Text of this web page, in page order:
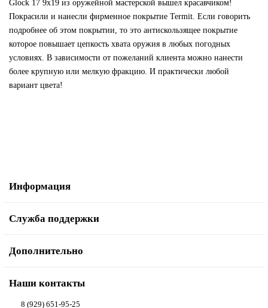
Glock 17 9x19 из оружейной мастерской вышел красавчиком!
Покрасили и нанесли фирменное покрытие Termit. Если говорить
подробнее об этом покрытии, то это антискользящее покрытие
которое повышает цепкость хвата оружия в любых погодных
условиях. В зависимости от пожеланий клиента можно нанести
более крупную или мелкую фракцию. И практически любой
вариант цвета!
Информация
Служба поддержки
Дополнительно
Наши контакты
8 (929) 651-95-25